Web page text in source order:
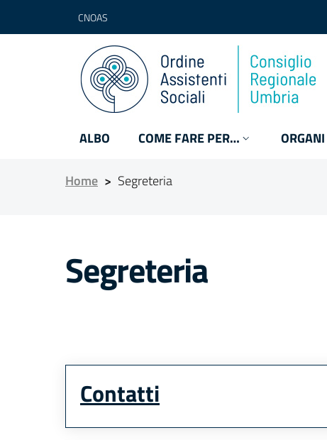
CNOAS
ALBO COME FARE PER… ORGANI
Home > Segreteria
Segreteria
Contatti